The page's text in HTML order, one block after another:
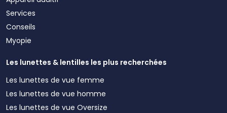
Services
Conseils
Myopie
Les lunettes & lentilles les plus recherchées
Les lunettes de vue femme
Les lunettes de vue homme
Les lunettes de vue Oversize